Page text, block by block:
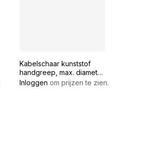
Kabelschaar kunststof
handgreep, max. diameter
20mm of 95mm², 250mm
Inloggen om prijzen te zien.